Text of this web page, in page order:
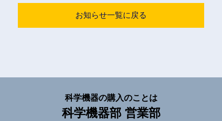
お知らせ一覧に戻る
科学機器の購入のことは
科学機器部 営業部